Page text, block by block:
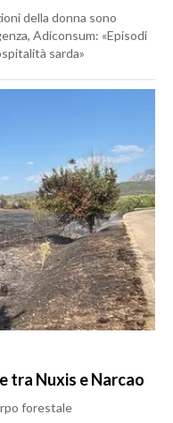
della donna sono
Adiconsum: «Episodi
sarda»
tra Nuxis e Narcao
forestale